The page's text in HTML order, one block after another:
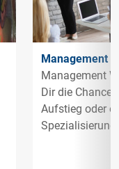
Management
Management
Dir die Chance
Aufstieg oder
Spezialisierung.